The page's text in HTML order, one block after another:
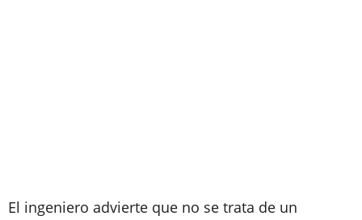
El ingeniero advierte que no se trata de un